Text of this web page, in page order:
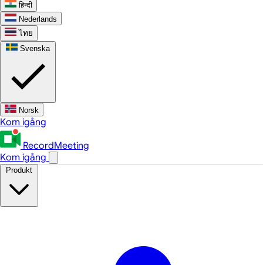
हिन्दी
Nederlands
ไทย
Svenska
Norsk
Kom igång
RecordMeeting
Kom igång